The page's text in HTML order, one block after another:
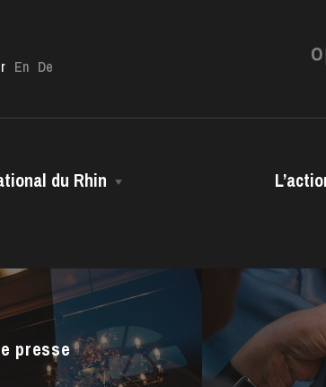
Visites de l’Opéra de
Strasbourg
En De
du Rhin
de l’Opéra national
Les
Les
presse